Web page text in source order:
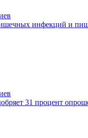
инфекций и
31 процент